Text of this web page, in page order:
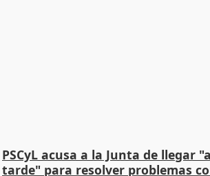
PSCyL acusa a la Junta de llegar
tarde" para resolver problemas